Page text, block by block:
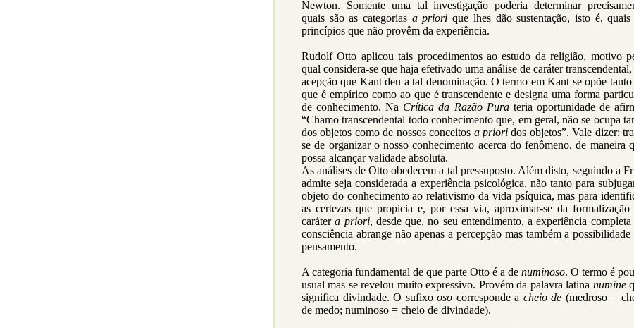
Newton. Somente uma tal investigação poderia determinar
quais são as categorias a priori que lhes dão sustentação, isto é, quais
princípios que não provêm da experiência.
Rudolf Otto aplicou tais procedimentos ao estudo da religião, motivo
qual considera-se que haja efetivado uma análise de caráter transcendental,
acepção que Kant deu a tal denominação. O termo em Kant se opõe tanto
que é empírico como ao que é transcendente e designa uma forma
de conhecimento. Na Crítica da Razão Purateria oportunidade de
“Chamo transcendental todo conhecimento que, em geral, não se ocupa
dos objetos como de nossos conceitos a prioridos objetos”. Vale dizer:
se de organizar o nosso conhecimento acerca do fenômeno, de maneira
possa alcançar validade absoluta.
As análises de Otto obedecem a tal pressuposto. Além disto, seguindo a
admite seja considerada a experiência psicológica, não tanto para
objeto do conhecimento ao relativismo da vida psíquica, mas para
as certezas que propicia e, por essa via, aproximar-se da formalização
carátera priori, desde que, no seu entendimento, a experiência completa
consciência abrange não apenas a percepção mas também a possibilidade
pensamento.
A categoria fundamental de que parte Otto é a de numinoso. O termo é
usual mas se revelou muito expressivo. Provém da palavra latina numine
significa divindade. O sufixooso corresponde a cheio de (medroso =
de medo; numinoso = cheio de divindade).